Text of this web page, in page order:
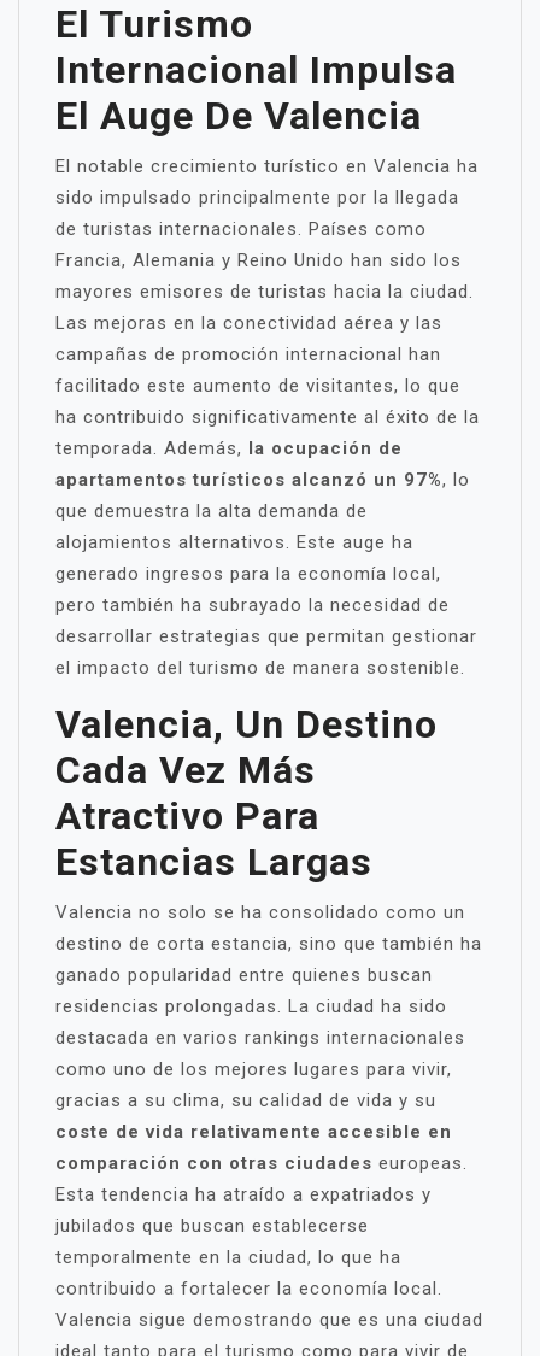
El Turismo
Internacional Impulsa
El Auge De Valencia
El notable crecimiento turístico en Valencia ha
sido impulsado principalmente por la llegada
de turistas internacionales. Países como
Francia, Alemania y Reino Unido han sido los
mayores emisores de turistas hacia la ciudad.
Las mejoras en la conectividad aérea y las
campañas de promoción internacional han
facilitado este aumento de visitantes, lo que
ha contribuido significativamente al éxito de la
temporada. Además, la ocupación de
apartamentos turísticos alcanzó un 97%, lo
que demuestra la alta demanda de
alojamientos alternativos. Este auge ha
generado ingresos para la economía local,
pero también ha subrayado la necesidad de
desarrollar estrategias que permitan gestionar
el impacto del turismo de manera sostenible.
Valencia, Un Destino
Cada Vez Más
Atractivo Para
Estancias Largas
Valencia no solo se ha consolidado como un
destino de corta estancia, sino que también ha
ganado popularidad entre quienes buscan
residencias prolongadas. La ciudad ha sido
destacada en varios rankings internacionales
como uno de los mejores lugares para vivir,
gracias a su clima, su calidad de vida y su
coste de vida relativamente accesible en
comparación con otras ciudades europeas.
Esta tendencia ha atraído a expatriados y
jubilados que buscan establecerse
temporalmente en la ciudad, lo que ha
contribuido a fortalecer la economía local.
Valencia sigue demostrando que es una ciudad
ideal tanto para el turismo como para vivir de